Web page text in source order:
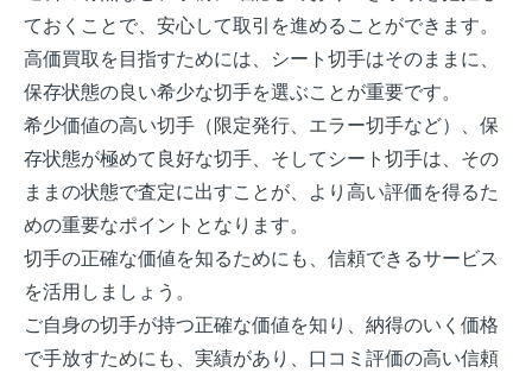
ておくことで、安心して取引を進めることができます。
高価買取を目指すためには、シート切手はそのままに、
保存状態の良い希少な切手を選ぶことが重要です。
希少価値の高い切手（限定発行、エラー切手など）、保
存状態が極めて良好な切手、そしてシート切手は、その
ままの状態で査定に出すことが、より高い評価を得るた
めの重要なポイントとなります。
切手の正確な価値を知るためにも、信頼できるサービス
を活用しましょう。
ご自身の切手が持つ正確な価値を知り、納得のいく価格
で手放すためにも、実績があり、口コミ評価の高い信頼